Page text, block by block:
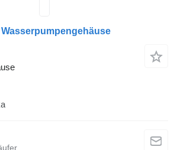
Wasserpumpengehäuse